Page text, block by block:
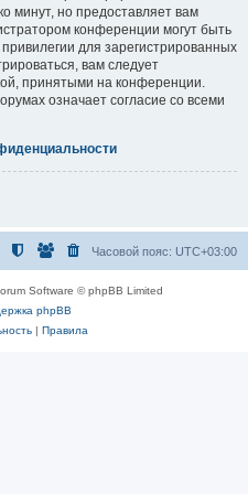
минут, но предоставляет вам
конференции могут быть
для зарегистрированных
вам следует
принятыми на конференции.
означает согласие со всеми
Часовой пояс: UTC+03:00
Software © phpBB Limited
phpBB
| Правила